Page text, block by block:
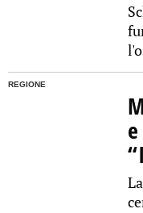
REGIONE